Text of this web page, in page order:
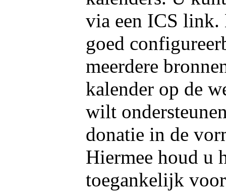
via een ICS link.
goed
meerdere
kalender op de
wilt
donatie in de
Hiermee houd u
toegankelijk